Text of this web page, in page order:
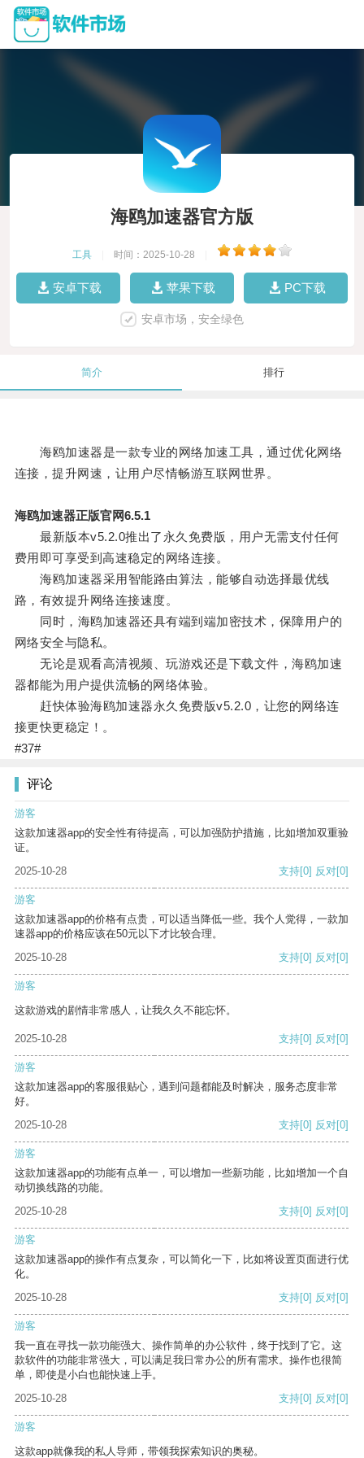
海鸥加速器官方版
工具 时间：2025-10-28
安卓下载 苹果下载 PC下载
安卓市场，安全绿色
简介 排行
海鸥加速器是一款专业的网络加速工具，通过优化网络
连接，提升网速，让用户尽情畅游互联网世界。
海鸥加速器正版官网6.5.1
最新版本v5.2.0推出了永久免费版，用户无需支付任何
费用即可享受到高速稳定的网络连接。
海鸥加速器采用智能路由算法，能够自动选择最优线
路，有效提升网络连接速度。
同时，海鸥加速器还具有端到端加密技术，保障用户的
网络安全与隐私。
无论是观看高清视频、玩游戏还是下载文件，海鸥加速
器都能为用户提供流畅的网络体验。
赶快体验海鸥加速器永久免费版v5.2.0，让您的网络连
接更快更稳定！。
#37#
评论
游客
这款加速器app的安全性有待提高，可以加强防护措施，比如增加双重验
证。
2025-10-28
支持[0] 反对[0]
游客
这款加速器app的价格有点贵，可以适当降低一些。我个人觉得，一款加
速器app的价格应该在50元以下才比较合理。
2025-10-28
支持[0] 反对[0]
游客
这款游戏的剧情非常感人，让我久久不能忘怀。
2025-10-28 支持[0] 反对[0]
游客
这款加速器app的客服很贴心，遇到问题都能及时解决，服务态度非常
好。
2025-10-28
支持[0] 反对[0]
游客
这款加速器app的功能有点单一，可以增加一些新功能，比如增加一个自
动切换线路的功能。
2025-10-28
支持[0] 反对[0]
游客
这款加速器app的操作有点复杂，可以简化一下，比如将设置页面进行优
化。
2025-10-28
支持[0] 反对[0]
游客
我一直在寻找一款功能强大、操作简单的办公软件，终于找到了它。这
款软件的功能非常强大，可以满足我日常办公的所有需求。操作也很简
单，即使是小白也能快速上手。
2025-10-28
支持[0] 反对[0]
游客
这款app就像我的私人导师，带领我探索知识的奥秘。